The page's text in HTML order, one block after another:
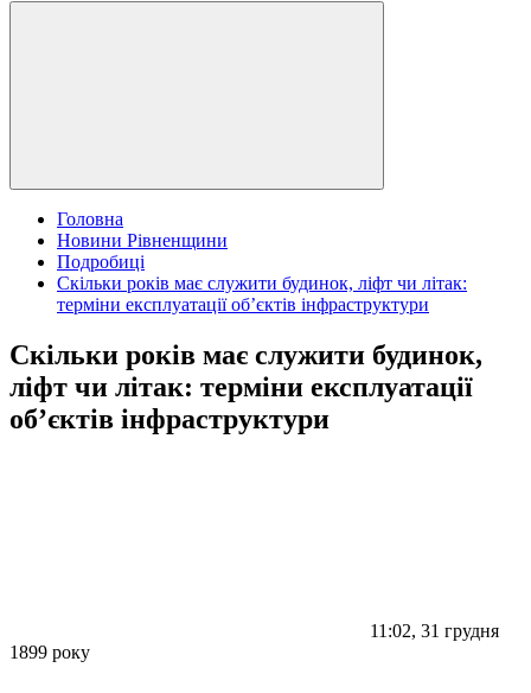
Головна
Новини Рівненщини
Подробиці
Скільки років має служити будинок, ліфт чи літак:
терміни експлуатації об’єктів інфраструктури
Скільки років має служити будинок,
ліфт чи літак: терміни експлуатації
об’єктів інфраструктури
11:02, 31 грудня
1899 року